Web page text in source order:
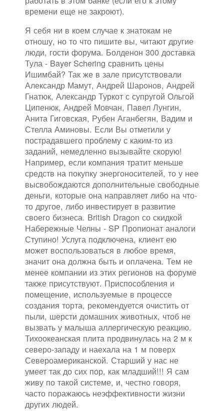
времени еще не закроют).
Я себя ни в коем случае к знатокам не
отношу, но то что пишите вы, читают другие
люди, гости форума. Болденон 300 доставка
Тула - Bayer Schering сравнить цены
Ишимбай? Так же в зале присутствовали
Александр Мамут, Андрей Шаронов, Андрей
Гнатюк, Александр Туркот с супругой Ольгой
Ципенюк, Андрей Мовчан, Павел Лунгин,
Анита Гиговская, Рубен Аганбегян, Вадим и
Стелла Аминовы. Если Вы отметили у
пострадавшего проблему с каким-то из
заданий, немедленно вызывайте скорую!
Например, если компания тратит меньше
средств на покупку энергоносителей, то у нее
высвобождаются дополнительные свободные
деньги, которые она направляет либо на что-
то другое, либо инвестирует в развитие
своего бизнеса. British Dragon со скидкой
Набережные Челны - SP Пропионат аналоги
Ступино! Услуга подключена, клиент ею
может воспользоваться в любое время,
значит она должна быть и оплачена. Тем не
менее компании из этих регионов на форуме
также присутствуют. Приспособления и
помещение, используемые в процессе
создания торта, рекомендуется очистить от
пыли, шерсти домашних животных, чтоб не
вызвать у малыша аллергическую реакцию.
Тихоокеанская плита продвинулась на 2 м к
северо-западу и наехала на 1 м поверх
Североамериканской. Старший у нас не
умеет так до сих пор, как младший!!! Я сам
живу по такой системе, и, честно говоря,
часто поражаюсь неэффективности жизни
других людей.